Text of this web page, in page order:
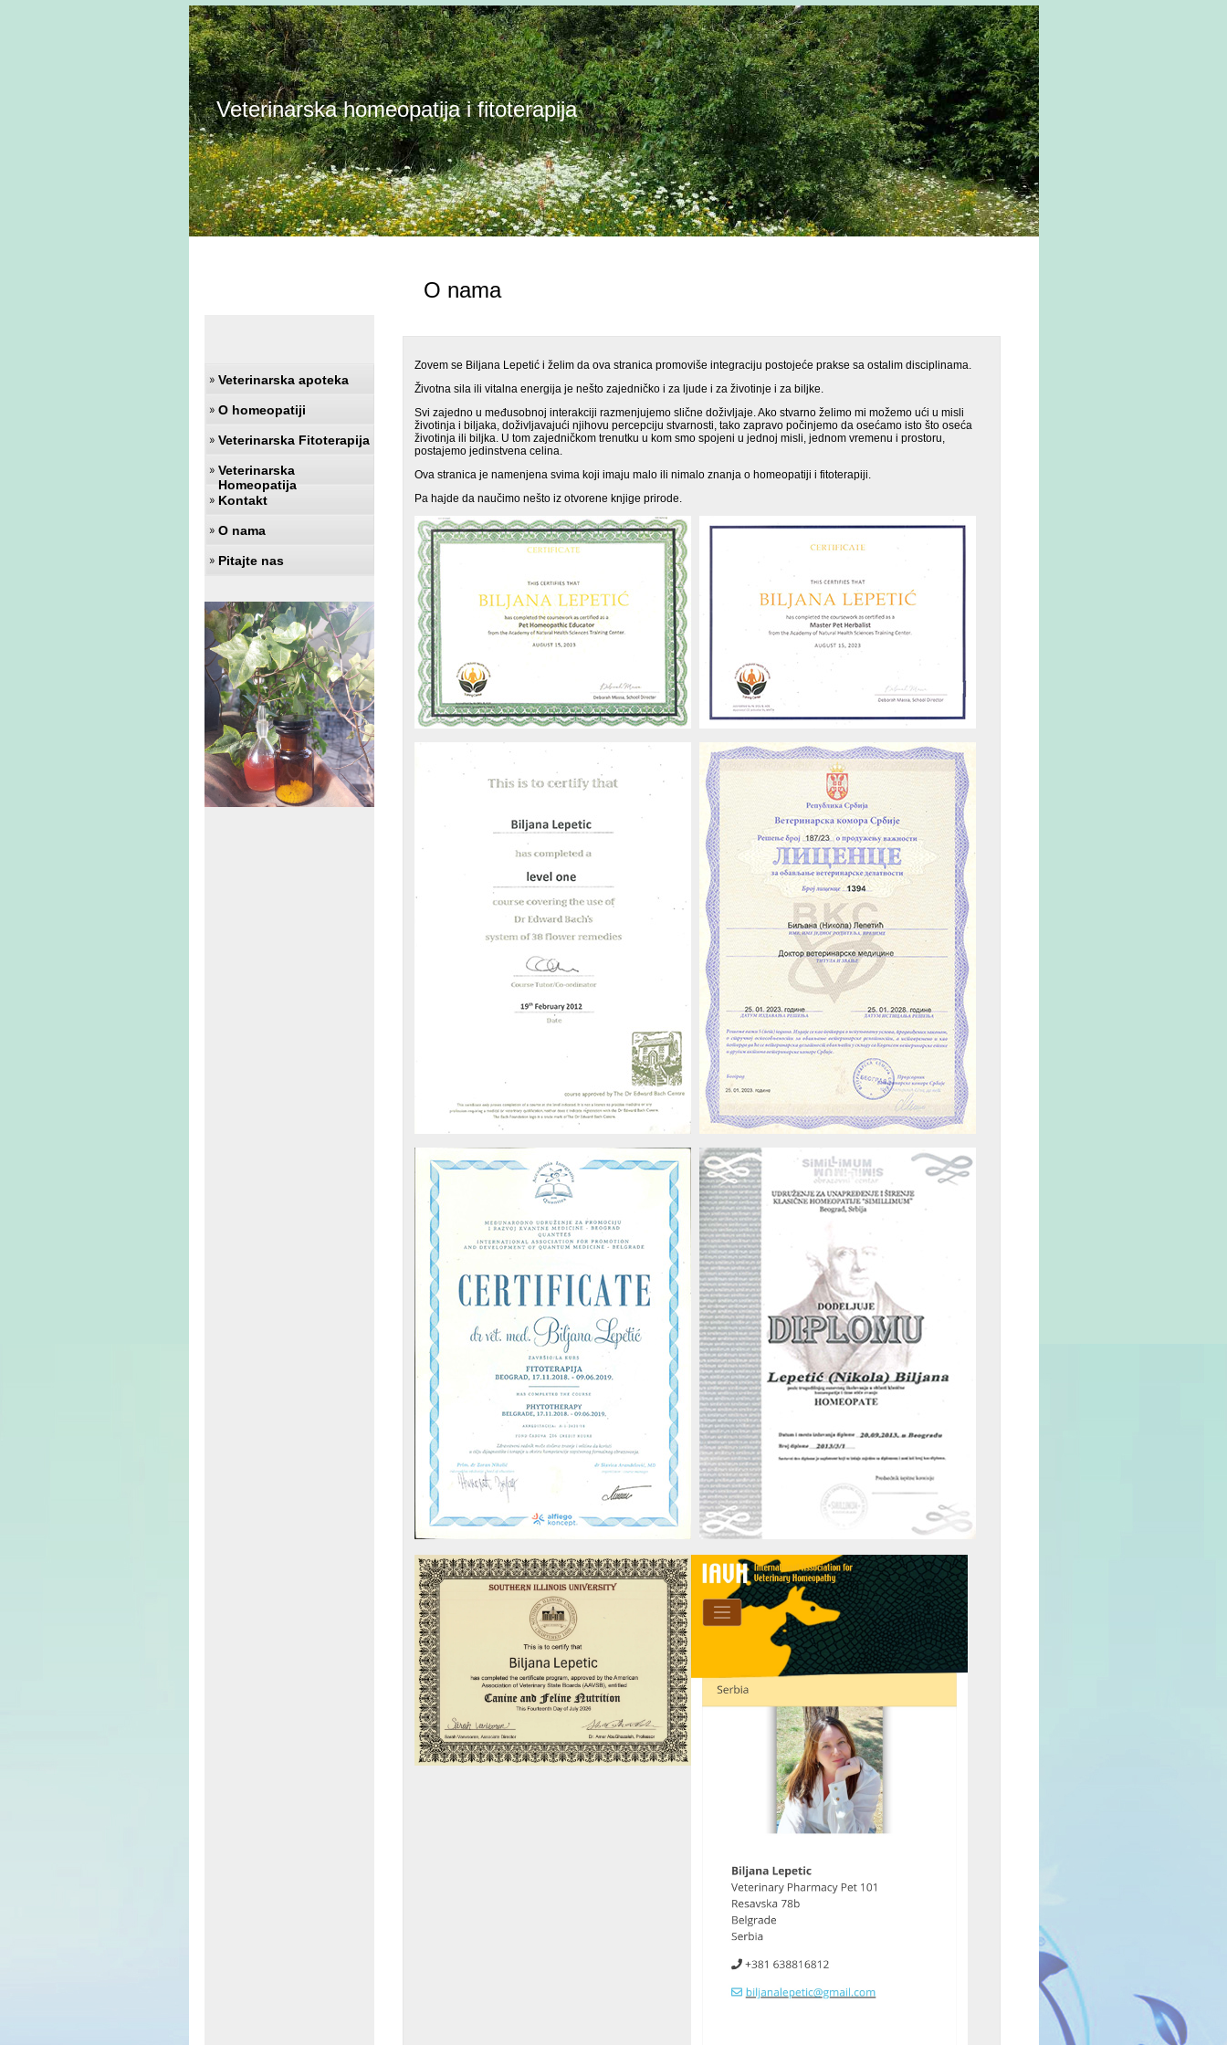
Veterinarska homeopatija i fitoterapija
O nama
Veterinarska apoteka
O homeopatiji
Veterinarska Fitoterapija
Veterinarska
Homeopatija
Kontakt
O nama
Pitajte nas
Zovem se Biljana Lepetić i želim da ova stranica promoviše integraciju postojeće prakse sa ostalim disciplinama.
Životna sila ili vitalna energija je nešto zajedničko i za ljude i za životinje i za biljke.
Svi zajedno u međusobnoj interakciji razmenjujemo slične doživljaje. Ako stvarno želimo mi možemo ući u misli
životinja i biljaka, doživljavajući njihovu percepciju stvarnosti, tako zapravo počinjemo da osećamo isto što oseća
životinja ili biljka. U tom zajedničkom trenutku u kom smo spojeni u jednoj misli, jednom vremenu i prostoru,
postajemo jedinstvena celina.
Ova stranica je namenjena svima koji imaju malo ili nimalo znanja o homeopatiji i fitoterapiji.
Pa hajde da naučimo nešto iz otvorene knjige prirode.